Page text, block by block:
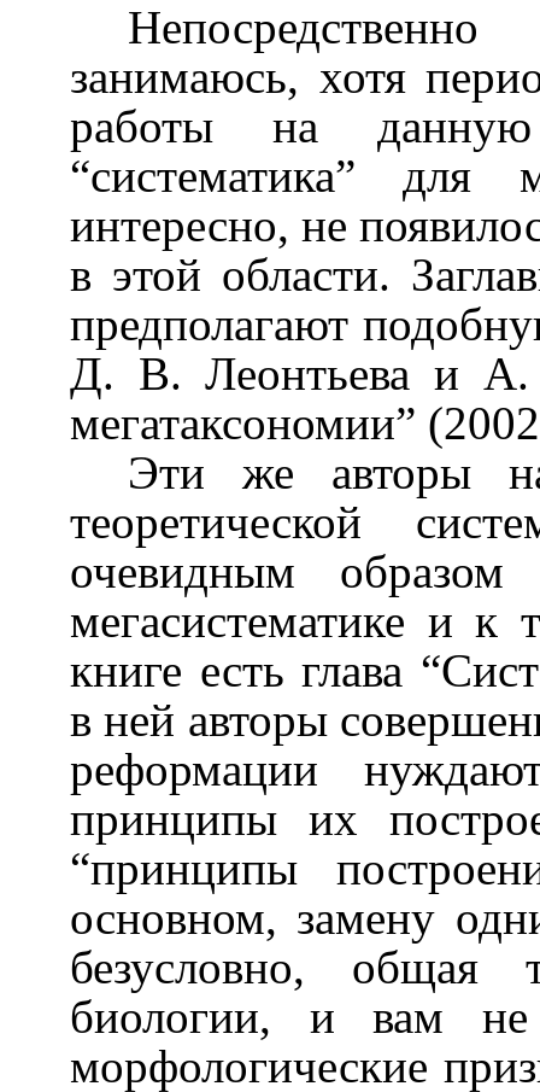
занимаюсь, хотя
работы на
“систематика”
интересно, не
в этой области.
предполагают
Д. В. Леонтьева и
мегатаксономии”
Эти же авторы
теоретической
очевидным
мегасистематике и к
книге есть глава
в ней авторы
реформации
принципы их
“принципы
основном, замену
безусловно, общая
биологии, и вам не
морфологические